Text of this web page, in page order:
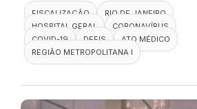
FISCALIZAÇÃO
RIO DE JANEIRO
HOSPITAL GERAL
CORONAVÍRUS
COVID-19
DEFIS
ATO MÉDICO
REGIÃO METROPOLITANA I